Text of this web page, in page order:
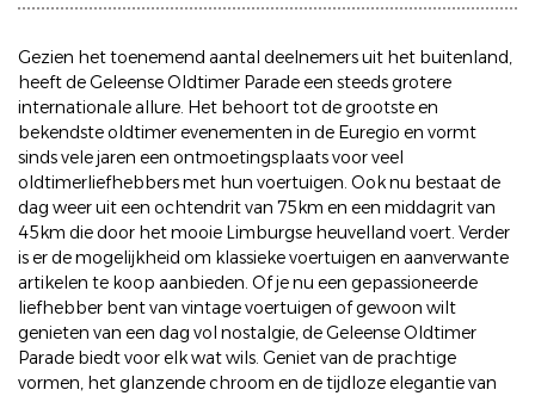
Gezien het toenemend aantal deelnemers uit het buitenland,
heeft de Geleense Oldtimer Parade een steeds grotere
internationale allure. Het behoort tot de grootste en
bekendste oldtimer evenementen in de Euregio en vormt
sinds vele jaren een ontmoetingsplaats voor veel
oldtimerliefhebbers met hun voertuigen. Ook nu bestaat de
dag weer uit een ochtendrit van 75km en een middagrit van
45km die door het mooie Limburgse heuvelland voert. Verder
is er de mogelijkheid om klassieke voertuigen en aanverwante
artikelen te koop aanbieden. Of je nu een gepassioneerde
liefhebber bent van vintage voertuigen of gewoon wilt
genieten van een dag vol nostalgie, de Geleense Oldtimer
Parade biedt voor elk wat wils. Geniet van de prachtige
vormen, het glanzende chroom en de tijdloze elegantie van